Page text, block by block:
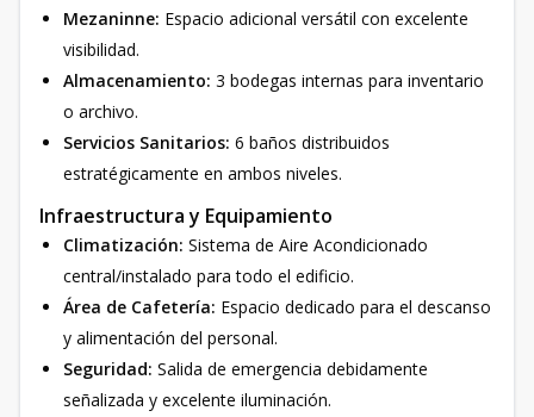
Mezaninne: Espacio adicional versátil con excelente
visibilidad.
Almacenamiento: 3 bodegas internas para inventario
o archivo.
Servicios Sanitarios: 6 baños distribuidos
estratégicamente en ambos niveles.
Infraestructura y Equipamiento
Climatización: Sistema de Aire Acondicionado
central/instalado para todo el edificio.
Área de Cafetería: Espacio dedicado para el descanso
y alimentación del personal.
Seguridad: Salida de emergencia debidamente
señalizada y excelente iluminación.